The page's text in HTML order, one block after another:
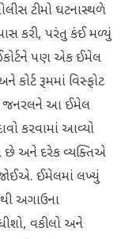
ટીમો ઘટનાસ્થળે
કરી, પરંતુ કંઈ મળ્યું
પણ એક ઈમેલ
કોર્ટ રૂમમાં વિસ્ફોટ
જનરલને આ ઈમેલ
કરવામાં આવ્યો
છે અને દરેક વ્યક્તિએ
જોઈએ. ઈમેલમાં લખ્યું
અગાઉના
વકીલો અને